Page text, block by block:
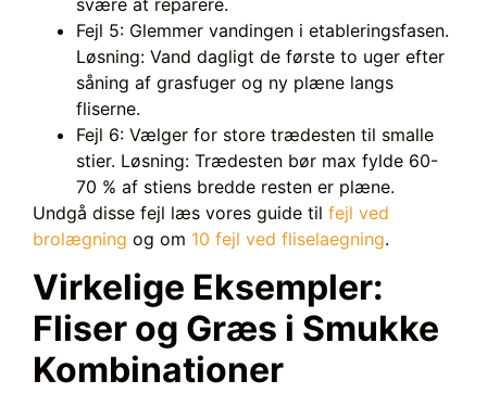
Fejl 5: Glemmer vandingen i etableringsfasen.
Løsning: Vand dagligt de første to uger efter
såning af grasfuger og ny plæne langs
fliserne.
Fejl 6: Vælger for store trædesten til smalle
stier. Løsning: Trædesten bør max fylde 60-
70 % af stiens bredde resten er plæne.
Undgå disse fejl læs vores guide til fejl ved
brolægning og om 10 fejl ved fliselaegning.
Virkelige Eksempler:
Fliser og Græs i Smukke
Kombinationer